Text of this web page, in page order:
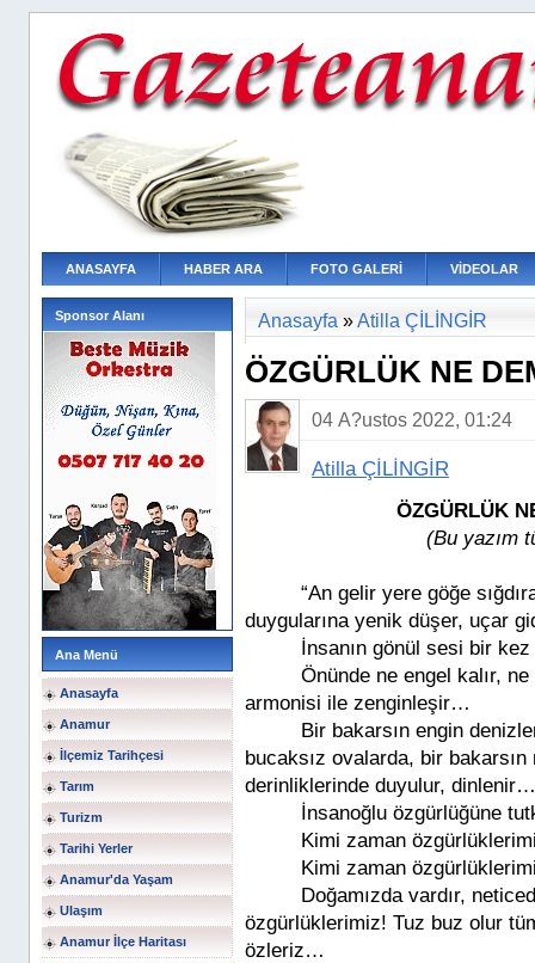
ANASAYFA HABER ARA FOTO GALERİ VİDEOLAR
Sponsor Alanı
Ana Menü
Anasayfa
Anamur
İlçemiz Tarihçesi
Tarım
Turizm
Tarihi Yerler
Anamur'da Yaşam
Ulaşım
Anamur İlçe Haritası
Anasayfa »Atilla ÇİLİNGİR
ÖZGÜRLÜK NE
04 A?ustos 2022, 01:24
Atilla ÇİLİNGİR
ÖZGÜRLÜK
(Bu yazım
“An gelir yere göğe
duygularına yenik düşer, uçar
İnsanın gönül sesi bir
Önünde ne engel kalır,
armonisi ile zenginleşir…
Bir bakarsın engin
bucaksız ovalarda, bir
derinliklerinde duyulur, dinlenir…
İnsanoğlu özgürlüğüne
Kimi zaman
Kimi zaman
Doğamızda vardır,
özgürlüklerimiz! Tuz buz olur
özleriz…